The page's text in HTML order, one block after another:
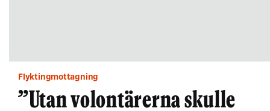
Flyktingmottagning
”Utan volontärerna skulle